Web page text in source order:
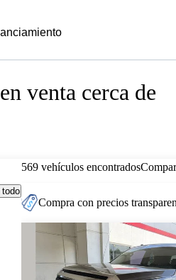
venta cerca de
todo
569 vehículos encontrados
Compra con precios